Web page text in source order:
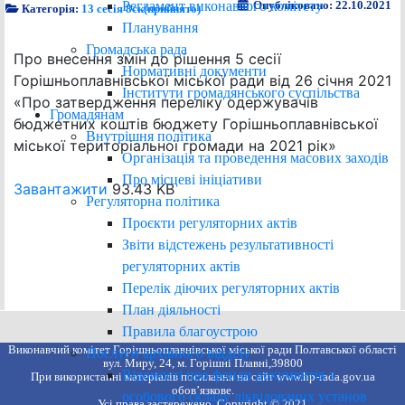
Регламент виконавчого комітету
Планування
Громадська рада
Нормативні документи
Інститути громадянського суспільства
Громадянам
Внутрішня політика
Організація та проведення масових заходів
Про місцеві ініціативи
Регуляторна політика
Проєкти регуляторних актів
Звіти відстежень результативності
регуляторних актів
Перелік діючих регуляторних актів
План діяльності
Правила благоустрою
Послуги архівного відділу
Відомості про фонди документів з
особового складу ліквідованих установ
Категорія: 13 сесія 8ск(прийнято) Опубліковано: 22.10.2021
Про внесення змін до рішення 5 сесії
Горішньоплавнівської міської ради від 26 січня 2021
«Про затвердження переліку одержувачів
бюджетних коштів бюджету Горішньоплавнівської
міської територіальної громади на 2021 рік»
Завантажити 93.43 KB
Виконавчий комітет Горішньоплавнівської міської ради Полтавської області
вул. Миру, 24, м. Горішні Плавні,39800
При використанні матеріалів посилання на сайт www.hp-rada.gov.ua
обов’язкове.